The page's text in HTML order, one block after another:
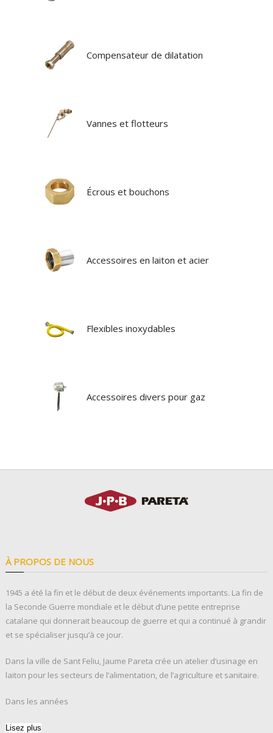
Compensateur de dilatation
Vannes et flotteurs
Écrous et bouchons
Accessoires en laiton et acier
Flexibles inoxydables
Accessoires divers pour gaz
À PROPOS DE NOUS
1945 a été la fin et le début de deux événements importants. La fin de
la Seconde Guerre mondiale et le début d’une petite entreprise
catalane qui donnerait beaucoup de guerre et qui a continué à grandir
et se spécialiser jusqu’à ce jour.
Dans la ville de Sant Feliu, Jaume Pareta crée un atelier d’usinage en
laiton pour les secteurs de l’alimentation, de l’agriculture et sanitaire.
Dans les années
Lisez plus